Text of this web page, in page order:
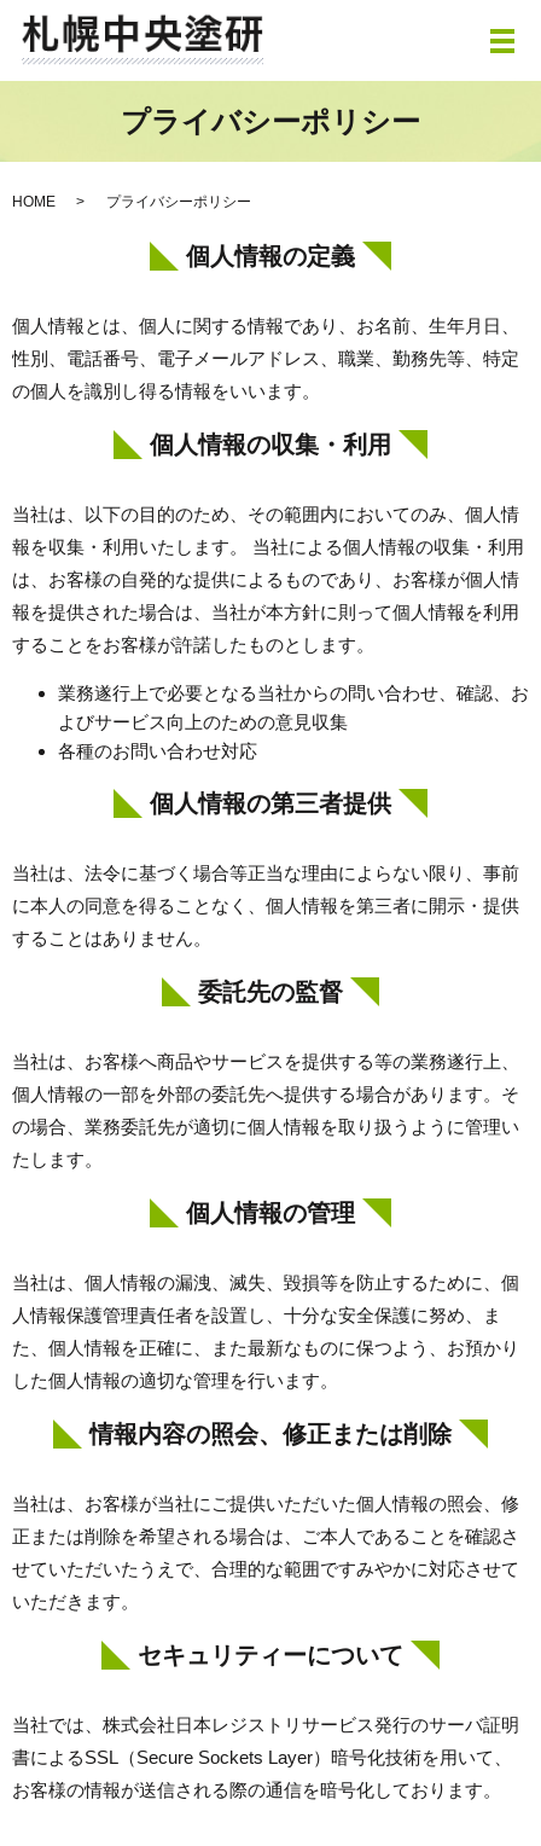
メ
プライバシーポリシー
HOME プライバシーポリシー
個人情報の定義
個人情報とは、個人に関する情報であり、お名前、生年月日、
性別、電話番号、電子メールアドレス、職業、勤務先等、特定
の個人を識別し得る情報をいいます。
個人情報の収集・利用
当社は、以下の目的のため、その範囲内においてのみ、個人情
報を収集・利用いたします。 当社による個人情報の収集・利用
は、お客様の自発的な提供によるものであり、お客様が個人情
報を提供された場合は、当社が本方針に則って個人情報を利用
することをお客様が許諾したものとします。
業務遂行上で必要となる当社からの問い合わせ、確認、お
よびサービス向上のための意見収集
各種のお問い合わせ対応
個人情報の第三者提供
当社は、法令に基づく場合等正当な理由によらない限り、事前
に本人の同意を得ることなく、個人情報を第三者に開示・提供
することはありません。
委託先の監督
当社は、お客様へ商品やサービスを提供する等の業務遂行上、
個人情報の一部を外部の委託先へ提供する場合があります。そ
の場合、業務委託先が適切に個人情報を取り扱うように管理い
たします。
個人情報の管理
当社は、個人情報の漏洩、滅失、毀損等を防止するために、個
人情報保護管理責任者を設置し、十分な安全保護に努め、ま
た、個人情報を正確に、また最新なものに保つよう、お預かり
した個人情報の適切な管理を行います。
情報内容の照会、修正または削除
当社は、お客様が当社にご提供いただいた個人情報の照会、修
正または削除を希望される場合は、ご本人であることを確認さ
せていただいたうえで、合理的な範囲ですみやかに対応させて
いただきます。
セキュリティーについて
当社では、株式会社日本レジストリサービス発行のサーバ証明
書によるSSL（Secure Sockets Layer）暗号化技術を用いて、
お客様の情報が送信される際の通信を暗号化しております。